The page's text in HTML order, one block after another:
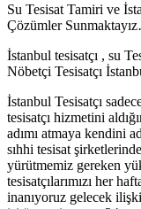
Su Tesisat Tamiri ve
Çözümler
İstanbul tesisatçı , su
Nöbetçi Tesisatçı
İstanbul Tesisatçı
tesisatçı hizmetini
adımı atmaya kendini
sıhhi tesisat
yürütmemiz gereken
tesisatçılarımızı her
inanıyoruz gelecek